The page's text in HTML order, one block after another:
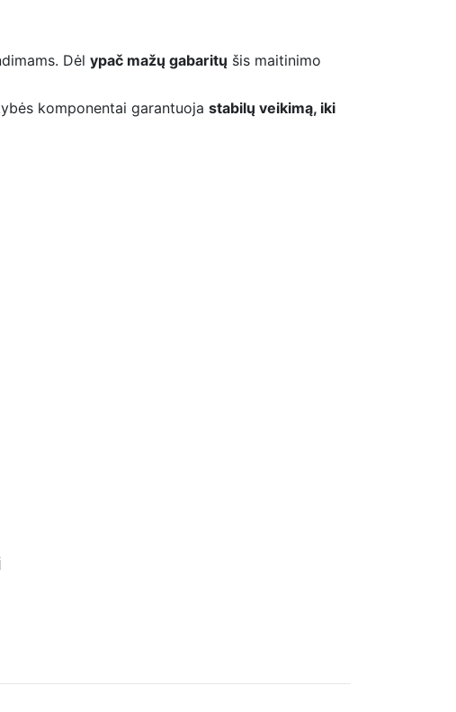
Dėl ypač mažų gabaritų šis maitinimo
komponentai garantuoja stabilų veikimą, iki